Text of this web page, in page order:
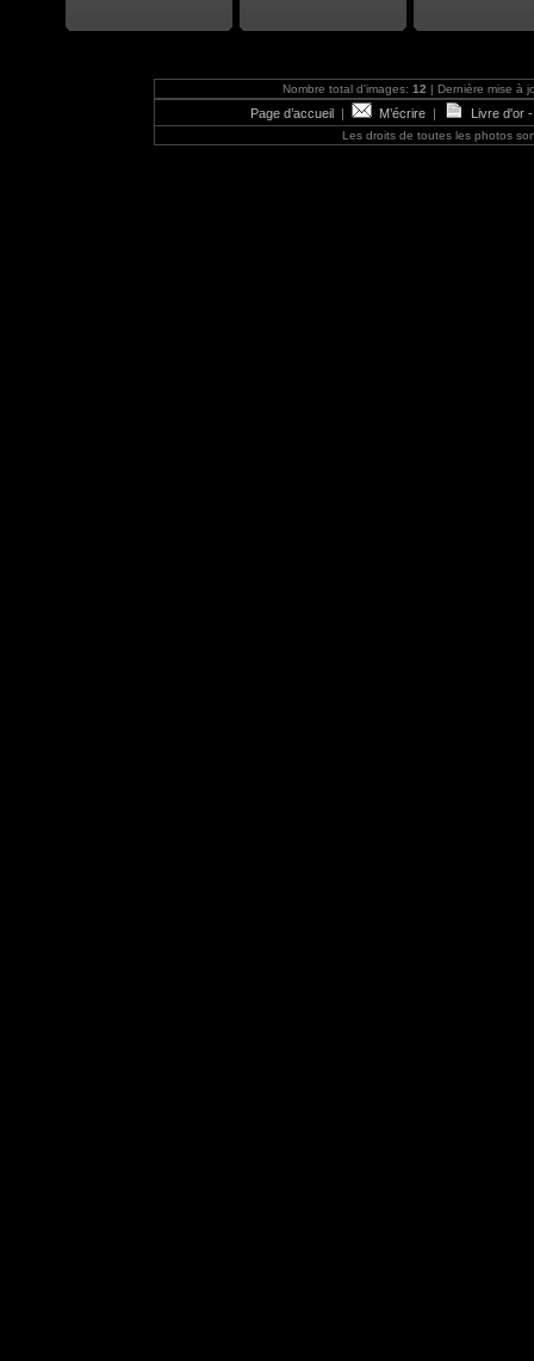
Nombre total d'images: 12 | Dernière mise à
Page d’accueil | M’écrire | Livre d'or
Les droits de toutes les photos